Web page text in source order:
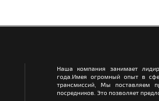
Наша компания занимает
года.Имея огромный опыт в
трансмиссий, Мы поставляем
посредников. Это позволяет